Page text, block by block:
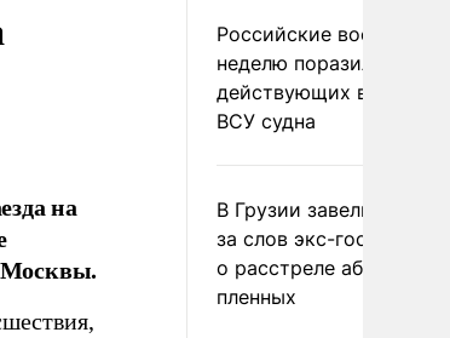
на
Москвы.
Российские военные за
неделю поразили 34
действующих в
ВСУ судна
В Грузии завели дело
за слов экс-
о расстреле абхазских
пленных